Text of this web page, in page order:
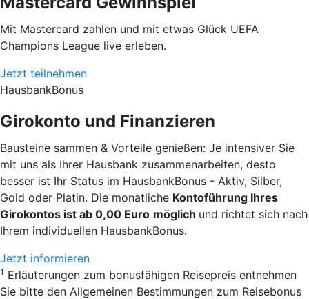
Mit Mastercard zahlen und mit etwas Glück UEFA
Champions League live erleben.
Jetzt teilnehmen
HausbankBonus
Girokonto und Finanzieren
Bausteine sammen & Vorteile genießen: Je intensiver Sie
mit uns als Ihrer Hausbank zusammenarbeiten, desto
besser ist Ihr Status im HausbankBonus - Aktiv, Silber,
Gold oder Platin. Die monatliche Kontoführung Ihres
Girokontos ist ab 0,00 Euro möglich und richtet sich nach
Ihrem individuellen HausbankBonus.
Jetzt informieren
1 Erläuterungen zum bonusfähigen Reisepreis entnehmen
Sie bitte den Allgemeinen Bestimmungen zum Reisebonus